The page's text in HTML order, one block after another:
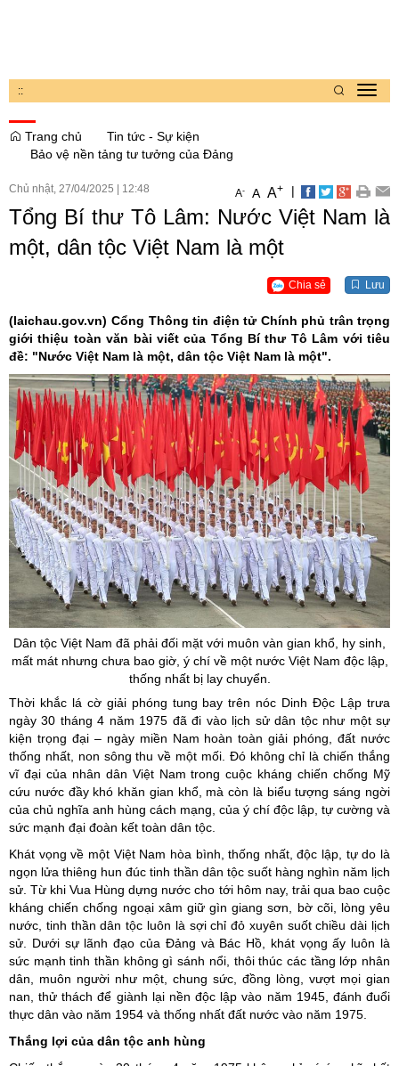
::
Trang chủ
Tin tức - Sự kiện
Bảo vệ nền tảng tư tưởng của Đảng
Chủ nhật, 27/04/2025 12:48 A- A A+ |
Tổng Bí thư Tô Lâm: Nước Việt Nam là
một, dân tộc Việt Nam là một
Chia sẻ Lưu
(laichau.gov.vn) Cổng Thông tin điện tử Chính phủ trân trọng
giới thiệu toàn văn bài viết của Tổng Bí thư Tô Lâm với tiêu
đề: "Nước Việt Nam là một, dân tộc Việt Nam là một".
Dân tộc Việt Nam đã phải đối mặt với muôn vàn gian khổ, hy sinh,
mất mát nhưng chưa bao giờ, ý chí về một nước Việt Nam độc lập,
thống nhất bị lay chuyển.
Thời khắc lá cờ giải phóng tung bay trên nóc Dinh Độc Lập trưa
ngày 30 tháng 4 năm 1975 đã đi vào lịch sử dân tộc như một sự
kiện trọng đại – ngày miền Nam hoàn toàn giải phóng, đất nước
thống nhất, non sông thu về một mối. Đó không chỉ là chiến thắng
vĩ đại của nhân dân Việt Nam trong cuộc kháng chiến chống Mỹ
cứu nước đầy khó khăn gian khổ, mà còn là biểu tượng sáng ngời
của chủ nghĩa anh hùng cách mạng, của ý chí độc lập, tự cường và
sức mạnh đại đoàn kết toàn dân tộc.
Khát vọng về một Việt Nam hòa bình, thống nhất, độc lập, tự do là
ngọn lửa thiêng hun đúc tinh thần dân tộc suốt hàng nghìn năm lịch
sử. Từ khi Vua Hùng dựng nước cho tới hôm nay, trải qua bao cuộc
kháng chiến chống ngoại xâm giữ gìn giang sơn, bờ cõi, lòng yêu
nước, tinh thần dân tộc luôn là sợi chỉ đỏ xuyên suốt chiều dài lịch
sử. Dưới sự lãnh đạo của Đảng và Bác Hồ, khát vọng ấy luôn là
sức mạnh tinh thần không gì sánh nổi, thôi thúc các tầng lớp nhân
dân, muôn người như một, chung sức, đồng lòng, vượt mọi gian
nan, thử thách để giành lại nền độc lập vào năm 1945, đánh đuổi
thực dân vào năm 1954 và thống nhất đất nước vào năm 1975.
Thắng lợi của dân tộc anh hùng